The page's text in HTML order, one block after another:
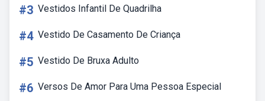
#3 Vestidos Infantil De Quadrilha
#4 Vestido De Casamento De Criança
#5 Vestido De Bruxa Adulto
#6 Versos De Amor Para Uma Pessoa Especial